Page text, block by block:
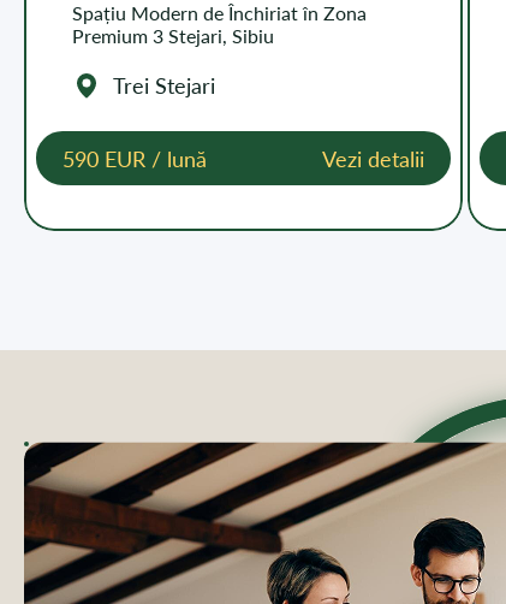
Spațiu Modern de Închiriat în Zona
Premium 3 Stejari, Sibiu
Trei Stejari
590 EUR / lună Vezi detalii